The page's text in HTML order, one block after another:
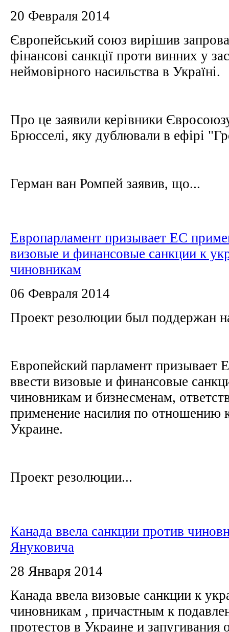
20 Февраля 2014
Європейський союз вирішив
фінансові санкції проти винних у
неймовірного насильства в Україні.
Про це заявили керівники
Брюсселі, яку дублювали в ефірі
Герман ван Ромпей заявив, що...
Европарламент призывает ЕС
визовые и финансовые санкции к
чиновникам
06 Февраля 2014
Проект резолюции был поддержан
Европейский парламент призывает
ввести визовые и финансовые
чиновникам и бизнесменам,
применение насилия по отношению
Украине.
Проект резолюции...
Канада ввела санкции против
Януковича
28 Января 2014
Канада ввела визовые санкции к
чиновникам , причастным к
протестов в Украине и запугивания